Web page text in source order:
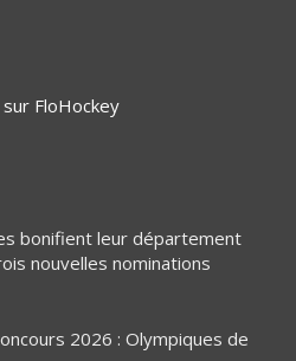
FloHockey
bonifient leur département
nouvelles nominations
2026 : Olympiques de